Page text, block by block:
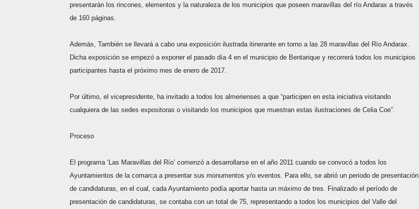
presentarán los rincones, elementos y la naturaleza de los municipios que poseen maravillas del río Andarax a través
de 160 páginas.
Además, También se llevará a cabo una exposición ilustrada itinerante en torno a las 28 maravillas del Río Andarax.
Dicha exposición se empezó a exponer el pasado día 4 en el municipio de Bentarique y recorrerá todos los municipios
participantes hasta el próximo mes de enero de 2017.
Por último, el vicepresidente, ha invitado a todos los almerienses a que “participen en esta iniciativa visitando
cualquiera de las sedes expositoras o visitando los municipios que muestran estas ilustraciones de Celia Coe”.
Proceso
El programa ‘Las Maravillas del Río’ comenzó a desarrollarse en el año 2011 cuando se convocó a todos los
Ayuntamientos de la comarca a presentar sus monumentos y/o eventos. Para ello, se abrió un periodo de presentación
de candidaturas, en el cual, cada Ayuntamiento podía aportar hasta un máximo de tres. Finalizado el período de
presentación de candidaturas, se contaba con un total de 75, representando a todos los municipios del Valle del